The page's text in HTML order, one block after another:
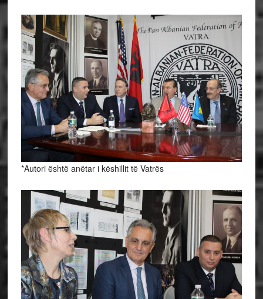
*Autori është anëtar i këshillit të Vatrës